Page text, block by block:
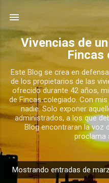
Vivencias de
Fincas
Este Blog se crea en
de los propietarios de las
ofrecido durante 42 años,
de Fincas colegiado. Con
nadie. Solo exponer
administrados, a los que
Blog encontraran la voz
proclama
Mostrando entradas de